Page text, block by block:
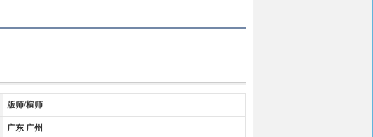
版师/楦师
广东 广州